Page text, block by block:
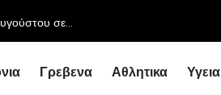
σε...
Γρεβενα Αθλητικα Υγεια